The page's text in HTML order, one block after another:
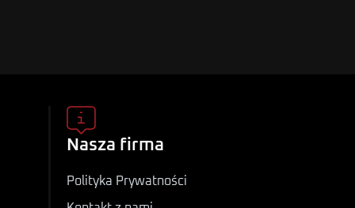
Nasza firma
Polityka Prywatności